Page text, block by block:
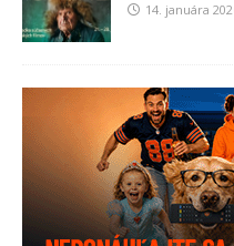
14. januára